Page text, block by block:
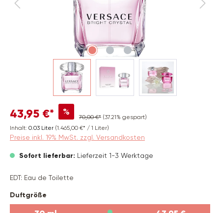
43,95 €* % 70,00 €* (37.21% gespart)
Inhalt: 0.03 Liter (1.465,00 €* / 1 Liter)
Preise inkl. 19% MwSt. zzgl. Versandkosten
Sofort lieferbar: Lieferzeit 1-3 Werktage
EDT: Eau de Toilette
Duftgröße